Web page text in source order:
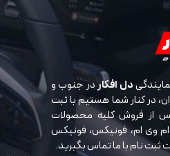
دل افکاردر جنوب و
در کنار شما هستیم با ثبت
از فروش کلیه محصولات
وی ام، فونیکس، فونیکس